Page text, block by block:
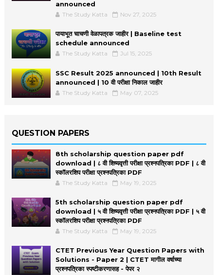
announced
The Study Katta Nov 27, 2025
पायाभूत चाचणी वेळापत्रक जाहीर | Baseline test
schedule announced
The Study Katta Jul 15, 2025
SSC Result 2025 announced | 10th Result
announced | 10 वी परीक्षा निकाल जाहीर
The Study Katta May 07, 2025
QUESTION PAPERS
8th scholarship question paper pdf
download | ८ वी शिष्यवृत्ती परीक्षा प्रश्नपत्रिका PDF | ८ वी
स्कॉलरशिप परीक्षा प्रश्नपत्रिका PDF
The Study Katta May 19, 2025
5th scholarship question paper pdf
download | ५ वी शिष्यवृत्ती परीक्षा प्रश्नपत्रिका PDF | ५ वी
स्कॉलरशिप परीक्षा प्रश्नपत्रिका PDF
The Study Katta May 19, 2025
CTET Previous Year Question Papers with
Solutions - Paper 2 | CTET मागील वर्षाच्या
प्रश्नपत्रिका स्पष्टीकरणासह - पेपर २